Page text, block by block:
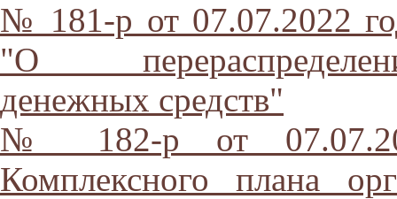
№ 181-р от 07.07.2022
"О
денежных средств"
№ 182-р от
Комплексного плана